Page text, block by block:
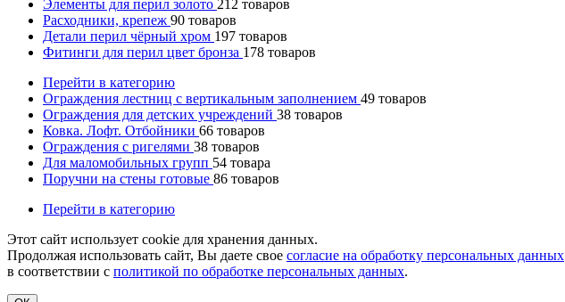
Элементы для перил золото 212 товаров
Расходники, крепеж 90 товаров
Детали перил чёрный хром 197 товаров
Фитинги для перил цвет бронза 178 товаров
Перейти в категорию
Ограждения лестниц с вертикальным заполнением 49 товаров
Ограждения для детских учреждений 38 товаров
Ковка. Лофт. Отбойники 66 товаров
Ограждения с ригелями 38 товаров
Для маломобильных групп 54 товара
Поручни на стены готовые 86 товаров
Перейти в категорию
Этот сайт использует cookie для хранения данных.
Продолжая использовать сайт, Вы даете свое согласие на обработку персональных данных
в соответствии с политикой по обработке персональных данных.